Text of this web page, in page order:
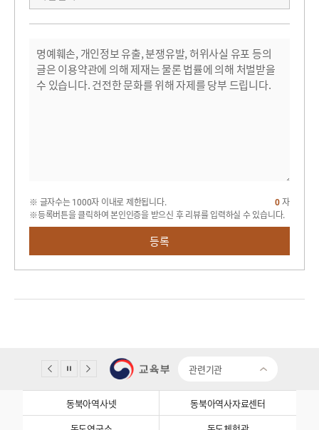
※ 글자수는 1000자 이내로 제한됩니다.
※등록버튼을 클릭하여 본인인증을 받으신 후 리뷰를 입력하실 수 있습니다.
0 자
등록
관련기관
동북아역사넷
동북아역사자료센터